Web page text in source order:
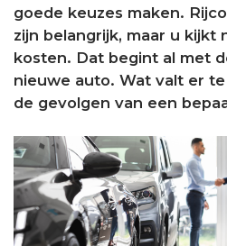
goede keuzes maken.
zijn belangrijk, maar u kijkt
kosten. Dat begint al met
nieuwe auto. Wat valt er
de gevolgen van een